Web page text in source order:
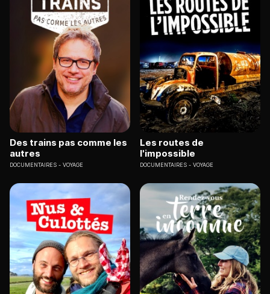
Des trains pas comme les
autres
DOCUMENTAIRES VOYAGE
Les routes de
l'impossible
DOCUMENTAIRES VOYAGE